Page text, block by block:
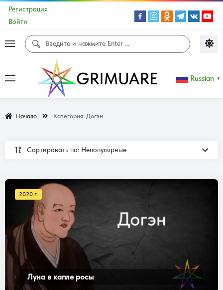
Регистрация
Войти
Russian ▼
Начало Категория: Догэн
Сортировать по: Непопулярные
2020 г.
Луна в капле росы